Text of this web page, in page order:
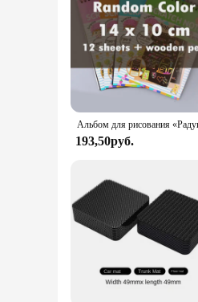
Our Scratch Art
They're also perfect for
loves to create and
193,50руб.